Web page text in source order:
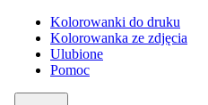
Kolorowanki do druku
Kolorowanka ze zdjęcia
Ulubione
Pomoc